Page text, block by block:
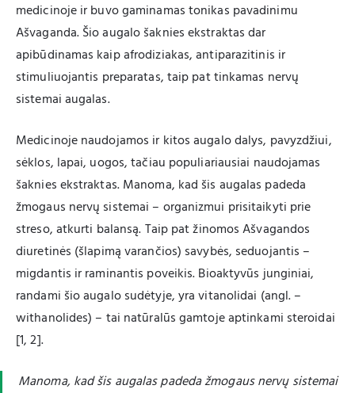
medicinoje ir buvo gaminamas tonikas pavadinimu
Ašvaganda. Šio augalo šaknies ekstraktas dar
apibūdinamas kaip afrodiziakas, antiparazitinis ir
stimuliuojantis preparatas, taip pat tinkamas nervų
sistemai augalas.
Medicinoje naudojamos ir kitos augalo dalys, pavyzdžiui,
sėklos, lapai, uogos, tačiau populiariausiai naudojamas
šaknies ekstraktas. Manoma, kad šis augalas padeda
žmogaus nervų sistemai – organizmui prisitaikyti prie
streso, atkurti balansą. Taip pat žinomos Ašvagandos
diuretinės (šlapimą varančios) savybės, seduojantis –
migdantis ir raminantis poveikis. Bioaktyvūs junginiai,
randami šio augalo sudėtyje, yra vitanolidai (angl. –
withanolides) – tai natūralūs gamtoje aptinkami steroidai
[1, 2].
Manoma, kad šis augalas padeda žmogaus nervų sistemai